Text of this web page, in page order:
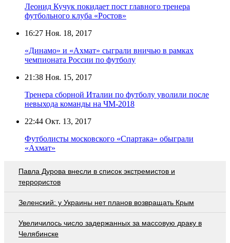
Леонид Кучук покидает пост главного тренера
футбольного клуба «Ростов»
16:27 Ноя. 18, 2017
«Динамо» и «Ахмат» сыграли вничью в рамках
чемпионата России по футболу
21:38 Ноя. 15, 2017
Тренера сборной Италии по футболу уволили после
невыхода команды на ЧМ-2018
22:44 Окт. 13, 2017
Футболисты московского «Спартака» обыграли
«Ахмат»
Павла Дурова внесли в список экстремистов и
террористов
Зеленский: у Украины нет планов возвращать Крым
Увеличилось число задержанных за массовую драку в
Челябинске